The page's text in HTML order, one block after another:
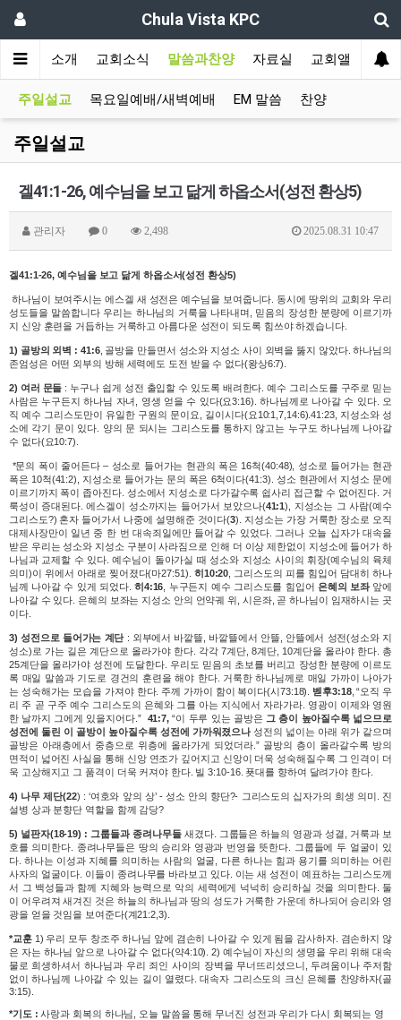
Chula Vista KPC
교회소개 교회소식 말씀과찬양 자료실 교회앨범
주일설교 목요일예배/새벽예배 EM 말씀 찬양
주일설교
겔41:1-26, 예수님을 보고 닮게 하옵소서(성전 환상5)
관리자 0 2,498 2025.08.31 10:47
겔41:1-26, 예수님을 보고 닮게 하옵소서(성전 환상5)
하나님이 보여주시는 에스겔 새 성전은 예수님을 보여줍니다. 동시에 땅위의 교회와 우리
성도들을 말씀합니다 우리는 하나님의 거룩을 나타내며, 믿음의 장성한 분량에 이르기까
지 신앙 훈련을 거듭하는 거룩하고 아름다운 성전이 되도록 힘쓰야 하겠습니다.
1) 골방의 외벽 : 41:6, 골방을 만들면서 성소와 지성소 사이 외벽을 뚫지 않았다. 하나님의
존엄성은 어떤 외부의 방해 세력에도 도전 받을 수 없다(왕상6:7).
2) 여러 문들 : 누구나 쉽게 성전 출입할 수 있도록 배려한다. 예수 그리스도를 구주로 믿는
사람은 누구든지 하나님 자녀, 영생 얻을 수 있다(요3:16). 하나님께로 나아갈 수 있다. 오
직 예수 그리스도만이 유일한 구원의 문이요, 길이시다(요10:1,7,14:6).41:23, 지성소와 성
소에 각기 문이 있다. 양의 문 되시는 그리스도를 통하지 않고는 누구도 하나님께 나아갈
수 없다(요10:7).
*문의 폭이 줄어든다 – 성소로 들어가는 현관의 폭은 16척(40:48), 성소로 들어가는 현관
폭은 10척(41:2), 지성소로 들어가는 문의 폭은 6척이다(41:3). 성소 현관에서 지성소 문에
이르기까지 폭이 좁아진다. 성소에서 지성소로 다가갈수록 쉽사리 접근할 수 없어진다. 거
룩성이 증대된다. 에스겔이 성소까지는 들어가서 보았으나(41:1), 지성소는 그 사람(예수
그리스도?) 혼자 들어가서 나중에 설명해준 것이다(3). 지성소는 가장 거룩한 장소로 오직
대제사장만이 일년 중 한 번 대속죄일에만 들어갈 수 있었다. 그러나 오늘 십자가 대속을
받은 우리는 성소와 지성소 구분이 사라짐으로 인해 더 이상 제한없이 지성소에 들어가 하
나님과 교제할 수 있다. 예수님이 돌아가실 때 성소와 지성소 사이의 휘장(예수님의 육체
의미)이 위에서 아래로 찢어졌다(마27:51). 히10:20 , 그리스도의 피를 힘입어 담대히 하나
님께 나아갈 수 있게 되었다. 히4:16 , 누구든지 예수 그리스도를 힘입어 은혜의 보좌앞에
나아갈 수 있다. 은혜의 보좌는 지성소 안의 언약궤 위, 시은좌, 곧 하나님이 임재하시는 곳
이다.
3) 성전으로 들어가는 계단: 외부에서 바깥뜰, 바깥뜰에서 안뜰, 안뜰에서 성전(성소와 지
성소)로 가는 길은 계단으로 올라가야 한다. 각각 7계단, 8계단, 10계단을 올라야 한다. 총
25계단을 올라가야 성전에 도달한다. 우리도 믿음의 초보를 버리고 장성한 분량에 이르도
록 매일 말씀과 기도로 경건의 훈련을 해야 한다. 거룩한 하나님께로 매일 가까이 나아가
는 성숙해가는 모습을 가져야 한다. 주께 가까이 함이 복이다(시73:18). 벧후3:18, “오직 우
리 주 곧 구주 예수 그리스도의 은혜와 그를 아는 지식에서 자라가라. 영광이 이제와 영원
한 날까지 그에게 있을지어다.” 41:7, “이 두루 있는 골방은 그 층이 높아질수록 넓으므로
성전에 둘린 이 골방이 높아질수록 성전에 가까워졌으나성전의 넓이는 아래 위가 같으며
골방은 아래층에서 중층으로 위층에 올라가게 되었더라.” 골방의 층이 올라갈수록 방의
면적이 넓어진 사실을 통해 신앙 연조가 깊어지고 신앙이 더욱 성숙해질수록 그 인격이 더
욱 고상해지고 그 품격이 더욱 커져야 한다. 빌 3:10-16. 푯대를 향하여 달려가야 한다.
4) 나무 제단(22) : ‘여호와 앞의 상’ - 성소 안의 향단?- 그리스도의 십자가의 희생 의미. 진
설병 상과 분향단 역할을 함께 감당?
5) 널판자(18-19) : 그룹들과 종려나무들새겼다. 그룹들은 하늘의 영광과 성결, 거룩과 보
호를 의미한다. 종려나무들은 땅의 승리와 영광과 번영을 뜻한다. 그룹들에 두 얼굴이 있
다. 하나는 이성과 지혜를 의미하는 사람의 얼굴, 다른 하나는 힘과 용기를 의미하는 어린
사자의 얼굴이다. 이들이 종려나무를 바라보고 있다. 이는 새 성전이 예표하는 그리스도께
서 그 백성들과 함께 지혜와 능력으로 악의 세력에게 넉넉히 승리하실 것을 의미한다. 둘
이 어우려져 새겨진 것은 하늘의 하나님과 땅의 성도가 거룩한 가운데 하나되어 승리와 영
광을 얻을 것임을 보여준다(계21:2,3).
*교훈1) 우리 모두 창조주 하나님 앞에 겸손히 나아갈 수 있게 됨을 감사하자. 겸손하지 않
은 자는 하나님 앞으로 나아갈 수 없다(약4:10). 2) 예수님이 자신의 생명을 우리 위해 대속
물로 희생하셔서 하나님과 우리 죄인 사이의 장벽을 무너뜨리셨으니, 두려움이나 주저함
없이 하나님께 나아갈 수 있는 길이 열렸다. 대속자 그리스도의 크신 은혜를 찬양하자(골
3:15).
*기도 :사랑과 회복의 하나님, 오늘 말씀을 통해 무너진 성전과 우리가 다시 회복되는 영